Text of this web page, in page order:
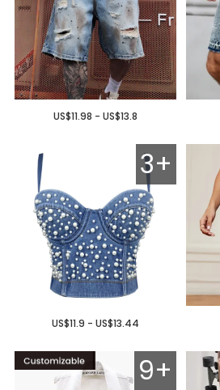
US$11.98 - US$13.8
3+
US$11.9 - US$13.44
9+